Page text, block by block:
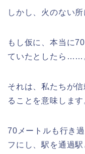
しかし、火のない
もし仮に、本当に
ていたとしたら……
それは、私たちが
ることを意味します
70メートルも行き
フにし、駅を通過